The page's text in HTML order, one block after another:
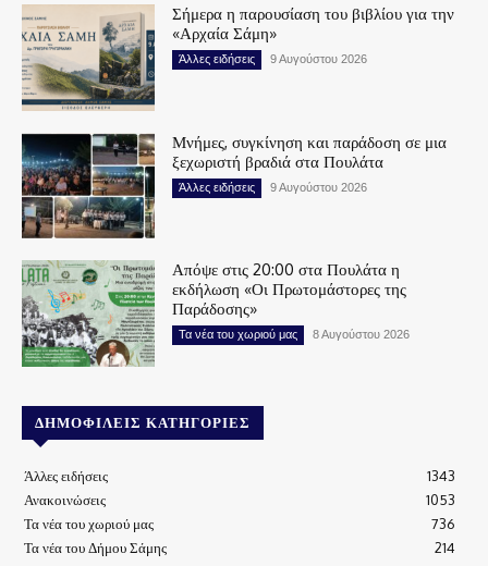
Σήμερα η παρουσίαση του βιβλίου για την
«Αρχαία Σάμη»
Άλλες ειδήσεις 9 Αυγούστου 2026
Μνήμες, συγκίνηση και παράδοση σε μια
ξεχωριστή βραδιά στα Πουλάτα
Άλλες ειδήσεις 9 Αυγούστου 2026
Απόψε στις 20:00 στα Πουλάτα η
εκδήλωση «Οι Πρωτομάστορες της
Παράδοσης»
Τα νέα του χωριού μας 8 Αυγούστου 2026
ΔΗΜΟΦΙΛΕΊΣ ΚΑΤΗΓΟΡΊΕΣ
Άλλες ειδήσεις
1343
Ανακοινώσεις
1053
Τα νέα του χωριού μας
736
Τα νέα του Δήμου Σάμης
214